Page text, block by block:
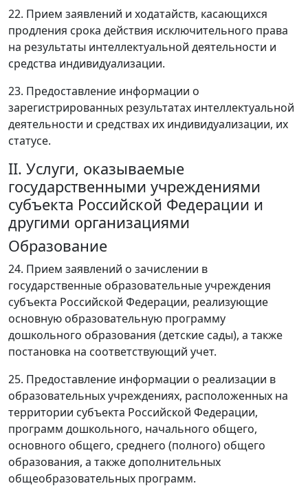
22. Прием заявлений и ходатайств, касающихся
продления срока действия исключительного права
на результаты интеллектуальной деятельности и
средства индивидуализации.
23. Предоставление информации о
зарегистрированных результатах интеллектуальной
деятельности и средствах их индивидуализации, их
статусе.
II. Услуги, оказываемые
государственными учреждениями
субъекта Российской Федерации и
другими организациями
Образование
24. Прием заявлений о зачислении в
государственные образовательные учреждения
субъекта Российской Федерации, реализующие
основную образовательную программу
дошкольного образования (детские сады), а также
постановка на соответствующий учет.
25. Предоставление информации о реализации в
образовательных учреждениях, расположенных на
территории субъекта Российской Федерации,
программ дошкольного, начального общего,
основного общего, среднего (полного) общего
образования, а также дополнительных
общеобразовательных программ.